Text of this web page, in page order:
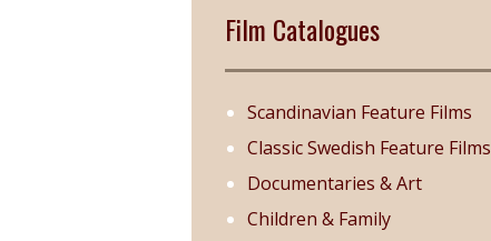
Film Catalogues
Scandinavian Feature Films
Classic Swedish Feature Films
Documentaries & Art
Children & Family